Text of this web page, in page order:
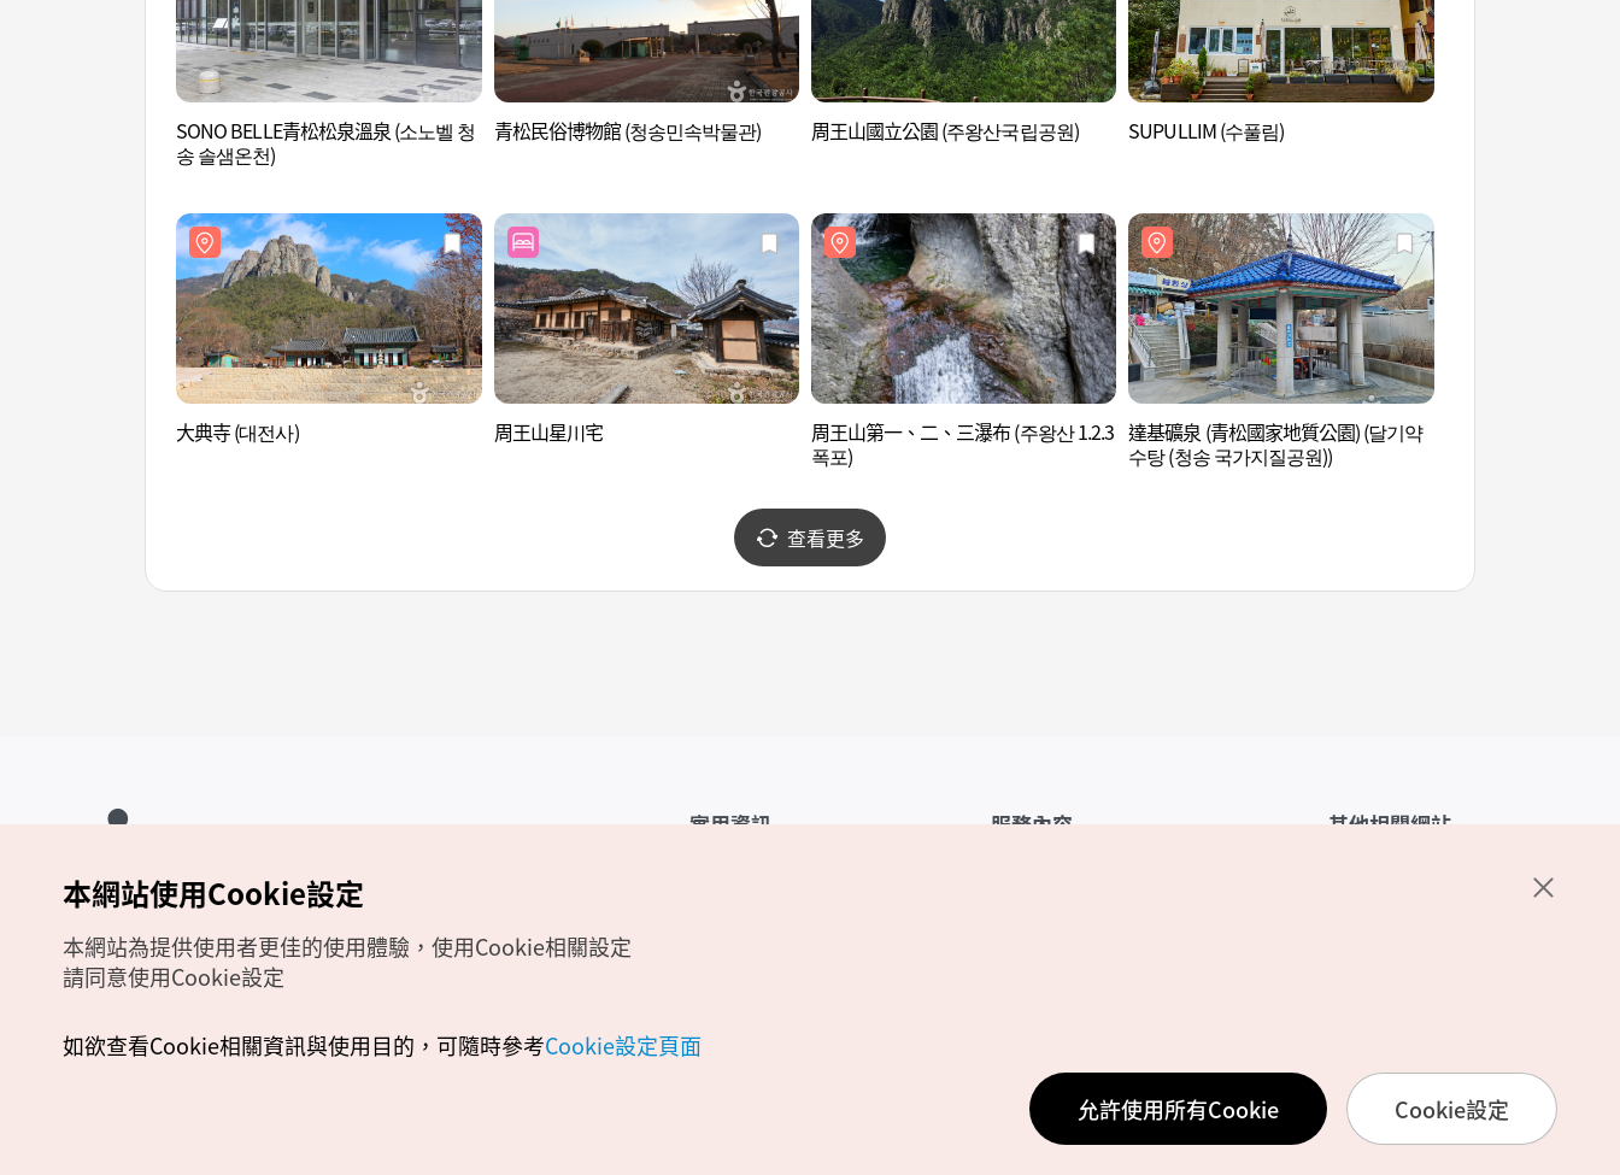
SONO BELLE青松松泉溫泉 (소노벨 청
송 솔샘온천)
青松民俗博物館 (청송민속박물관) 周王山國立公園 (주왕산국립공원) SUPULLIM (수풀림)
大典寺 (대전사) 周王山星川宅
周王山第一、二、三瀑布 (주왕산 1.2.3
폭포)
達基礦泉 (青松國家地質公園) (달기약
수탕 (청송 국가지질공원))
查看更多
實用資訊 服務內容
位置資訊服務使用條款
個人位置資訊處理方針
其他相關網站
Copyrights (c) 韓國觀光公社版權所有
如有相關疑問或建議，歡迎來信至官方信箱
本網站使用Cookie設定
本網站為提供使用者更佳的使用體驗，使用Cookie相關設定
請同意使用Cookie設定
如欲查看Cookie相關資訊與使用目的，可隨時參考Cookie設定頁面
允許使用所有Cookie Cookie設定